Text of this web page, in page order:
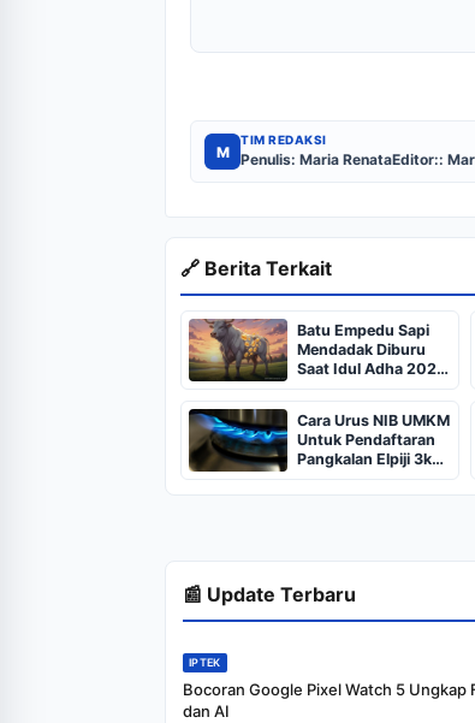
M
TIM REDAKSI
Penulis: Maria RenataEditor::
🔗 Berita Terkait
Batu Empedu Sapi
Mendadak Diburu
Saat Idul Adha 2026,
Dari Isi Perut Jadi
Komoditas Puluhan
Juta
Cara Urus NIB UMKM
Untuk Pendaftaran
Pangkalan Elpiji 3kg,
Kebijakan Baru
Penjualan LPG 3
📰 Update Terbaru
IPTEK
Bocoran Google Pixel Watch 5 Ungkap
dan AI